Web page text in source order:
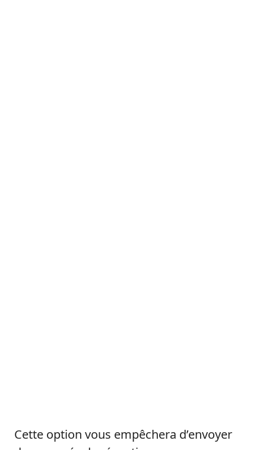
Cette option vous empêchera d’envoyer